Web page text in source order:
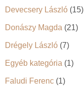
Devecsery László (15)
Donászy Magda (21)
Drégely László (7)
Egyéb kategória (1)
Faludi Ferenc (1)